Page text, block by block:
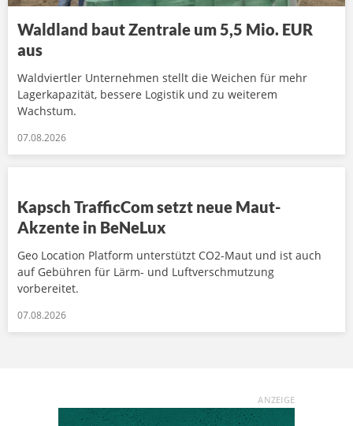
Waldland baut Zentrale um 5,5 Mio. EUR
aus
Waldviertler Unternehmen stellt die Weichen für mehr
Lagerkapazität, bessere Logistik und zu weiterem
Wachstum.
07.08.2026
Kapsch TrafficCom setzt neue Maut-
Akzente in BeNeLux
Geo Location Platform unterstützt CO2-Maut und ist auch
auf Gebühren für Lärm- und Luftverschmutzung
vorbereitet.
07.08.2026
ANZEIGE